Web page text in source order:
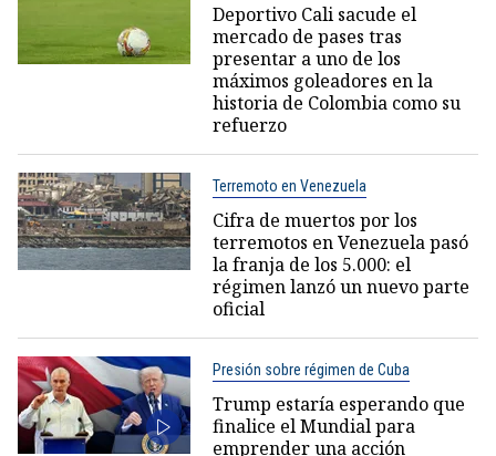
Deportivo Cali sacude el
mercado de pases tras
presentar a uno de los
máximos goleadores en la
historia de Colombia como su
refuerzo
Terremoto en Venezuela
Cifra de muertos por los
terremotos en Venezuela pasó
la franja de los 5.000: el
régimen lanzó un nuevo parte
oficial
Presión sobre régimen de Cuba
Trump estaría esperando que
finalice el Mundial para
emprender una acción